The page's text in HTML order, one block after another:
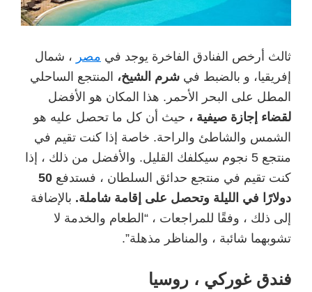
ثالث أرخص الفنادق الفاخرة يوجد في مصر ، شمال
إفريقيا، و بالضبط في شرم الشيخ، المنتجع الساحلي
المطل على البحر الأحمر. هذا المكان هو الأفضل
لقضاء إجازة صيفية ، حيث أن كل ما تحصل عليه هو
الشمس والشاطئ والراحة. خاصة إذا كنت تقيم في
منتجع 5 نجوم سيكلفك القليل. والأفضل من ذلك ، إذا
كنت تقيم في منتجع حدائق السلطان ، فستدفع 50
دولارًا في الليلة وتحصل على إقامة شاملة. بالإضافة
إلى ذلك ، وفقًا للمراجعات ، “الطعام والخدمة لا
تشوبهما شائبة ، والمناظر مذهلة”.
فندق غوركي ، روسيا